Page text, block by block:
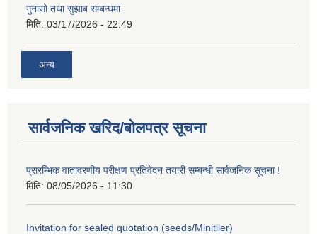
गुनासो तथा सुझाब सम्बन्धमा
मिति: 03/17/2026 - 22:49
अन्य
सार्वजनिक खरिद/बोलपत्र सूचना
प्रारम्भिक वातावरणीय परीक्षण प्रतिवेदन तयारी सम्बन्धी सार्वजनिक सूचना !
मिति: 08/05/2026 - 11:30
Invitation for sealed quotation (seeds/Minitller)